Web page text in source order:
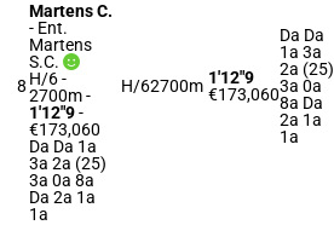
8
Martens C.
- Ent.
Martens
S.C.
H/6 -
2700m-
1'12"9-
€173,060
Da Da 1a
3a 2a (25)
3a 0a 8a
Da 2a 1a
1a
H/62700m 1'12"9
€173,060
Da Da
1a 3a
2a (25)
3a 0a
8a Da
2a 1a
1a